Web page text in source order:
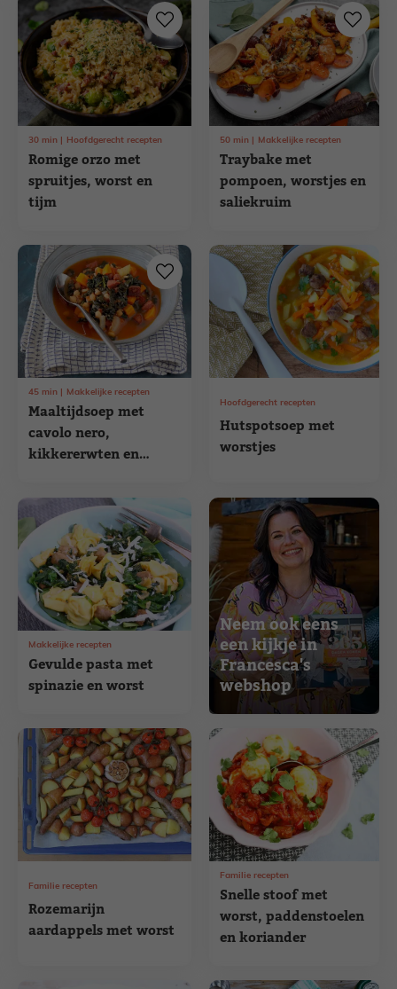
Romige orzo met
spruitjes, worst en
tijm
30 min Hoofdgerecht recepten
Traybake met
pompoen, worstjes en
saliekruim
50 min Makkelijke recepten
Maaltijdsoep met
cavolo nero,
kikkererwten en
45 min Makkelijke recepten
Hutspotsoep met
worstjes
Hoofdgerecht recepten
Gevulde pasta met
spinazie en worst
Makkelijke recepten
Neem ook eens
een kijkje in
Francesca's
webshop
Rozemarijn
aardappels met worst
Familie recepten
Snelle stoof met
worst, paddenstoelen
en koriander
Familie recepten